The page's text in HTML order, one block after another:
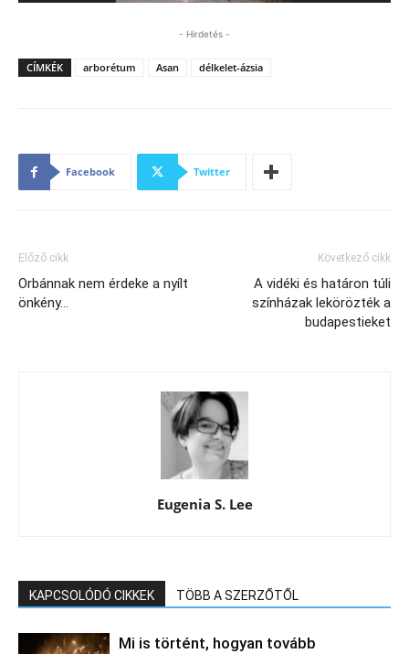
- Hirdetés -
CÍMKÉK arborétum Asan délkelet-ázsia
Facebook Twitter
Előző cikk
Orbánnak nem érdeke a nyílt
önkény…
Következő cikk
A vidéki és határon túli
színházak lekörözték a
budapestieket
Eugenia S. Lee
KAPCSOLÓDÓ CIKKEK TÖBB A SZERZŐTŐL
Mi is történt, hogyan tovább